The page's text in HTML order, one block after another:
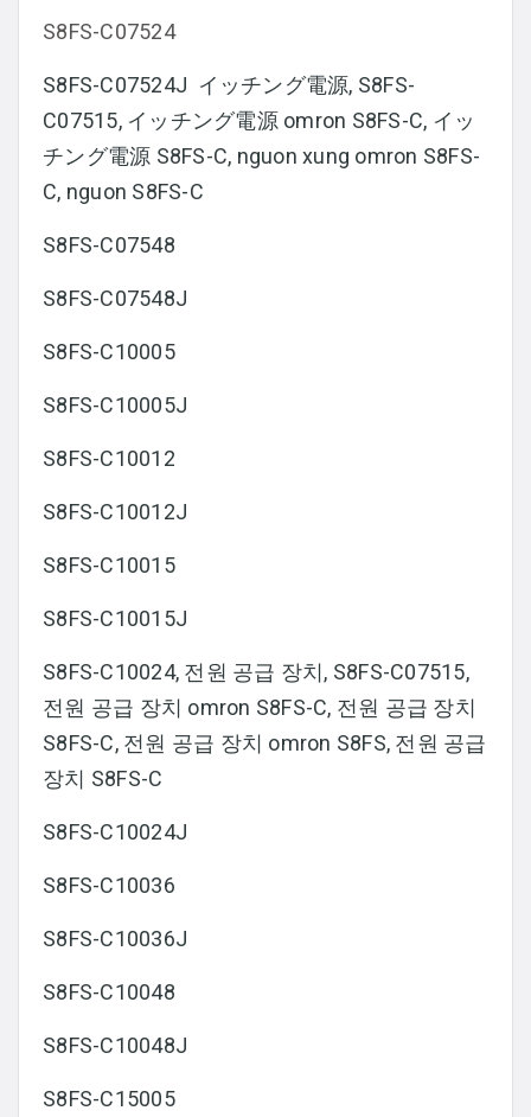
S8FS-C07524
S8FS-C07524J イッチング電源, S8FS-
C07515, イッチング電源 omron S8FS-C, イッ
チング電源 S8FS-C, nguon xung omron S8FS-
C, nguon S8FS-C
S8FS-C07548
S8FS-C07548J
S8FS-C10005
S8FS-C10005J
S8FS-C10012
S8FS-C10012J
S8FS-C10015
S8FS-C10015J
S8FS-C10024, 전원 공급 장치, S8FS-C07515,
전원 공급 장치 omron S8FS-C, 전원 공급 장치
S8FS-C, 전원 공급 장치 omron S8FS, 전원 공급
장치 S8FS-C
S8FS-C10024J
S8FS-C10036
S8FS-C10036J
S8FS-C10048
S8FS-C10048J
S8FS-C15005